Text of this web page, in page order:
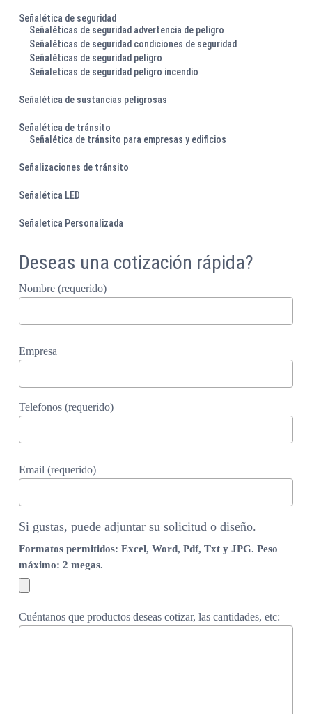
Señalética de seguridad
Señaléticas de seguridad advertencia de peligro
Señaléticas de seguridad condiciones de seguridad
Señaléticas de seguridad peligro
Señaleticas de seguridad peligro incendio
Señalética de sustancias peligrosas
Señalética de tránsito
Señalética de tránsito para empresas y edificios
Señalizaciones de tránsito
Señalética LED
Señaletica Personalizada
Deseas una cotización rápida?
Nombre (requerido)
Empresa
Telefonos (requerido)
Email (requerido)
Si gustas, puede adjuntar su solicitud o diseño.
Formatos permitidos: Excel, Word, Pdf, Txt y JPG. Peso
máximo: 2 megas.
Cuéntanos que productos deseas cotizar, las cantidades, etc: